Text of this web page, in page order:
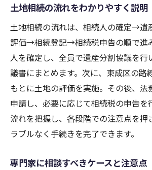
安心して相続に臨むためのヒ
相続で後悔しないための準
安心して相続を進める心
専門家のサポートを活用
家族間のトラブル防止策
不安を減らすための情報
相続後の手続きも見据えた
土地相続の流れをわかりやすく説明
土地相続の流れは、相続人の確定→
評価→相続登記→相続税申告の順で進
人を確定し、全員で遺産分割協議を行
議書にまとめます。次に、東成区の路
もとに土地の評価を実施。その後、法
申請し、必要に応じて相続税の申告を
流れを把握し、各段階での注意点を押
ラブルなく手続きを完了できます。
専門家に相談すべきケースと注意点